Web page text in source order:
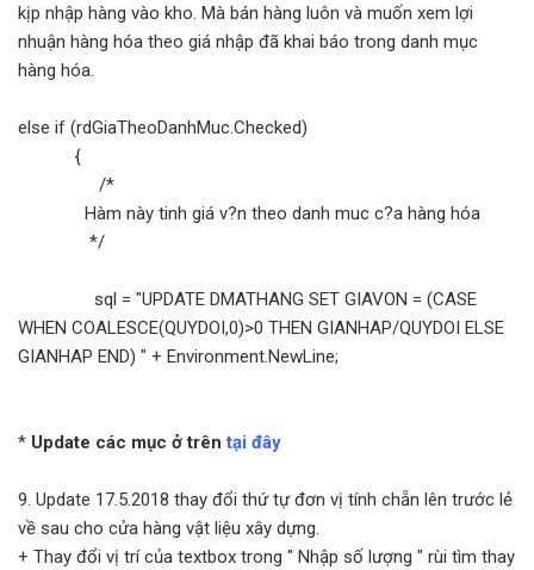
kịp nhập hàng vào kho. Mà bán hàng luôn và muốn xem lợi
nhuận hàng hóa theo giá nhập đã khai báo trong danh mục
hàng hóa.
else if (rdGiaTheoDanhMuc.Checked)
{
/*
Hàm này tinh giá v?n theo danh muc c?a hàng hóa
*/
sql = "UPDATE DMATHANG SET GIAVON = (CASE
WHEN COALESCE(QUYDOI,0)>0 THEN GIANHAP/QUYDOI ELSE
GIANHAP END) " + Environment.NewLine;
* Update các mục ở trêntại đây
9. Update 17.5.2018 thay đổi thứ tự đơn vị tính chẵn lên trước lẻ
về sau cho cửa hàng vật liệu xây dựng.
+ Thay đổi vị trí của textbox trong " Nhập số lượng " rùi tìm thay